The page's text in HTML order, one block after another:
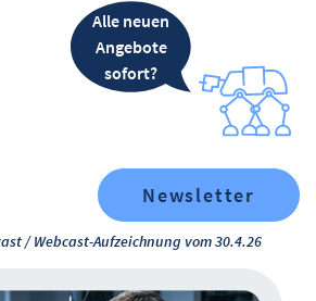
Alle neuen
Angebote
sofort?
Newsletter
/ Webcast-Aufzeichnung vom 30.4.26